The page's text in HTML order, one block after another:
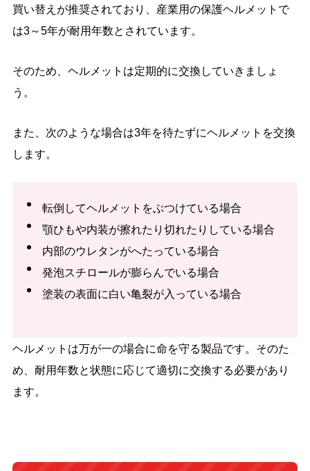
買い替えが推奨されており、産業用の保護ヘルメットで
は3～5年が耐用年数とされています。
そのため、ヘルメットは定期的に交換していきましょ
う。
また、次のような場合は3年を待たずにヘルメットを交換
します。
転倒してヘルメットをぶつけている場合
顎ひもや内装が擦れたり切れたりしている場合
内部のウレタンがへたっている場合
発泡スチロールが膨らんでいる場合
塗装の表面に白い亀裂が入っている場合
ヘルメットは万が一の場合に命を守る製品です。そのた
め、耐用年数と状態に応じて適切に交換する必要があり
ます。